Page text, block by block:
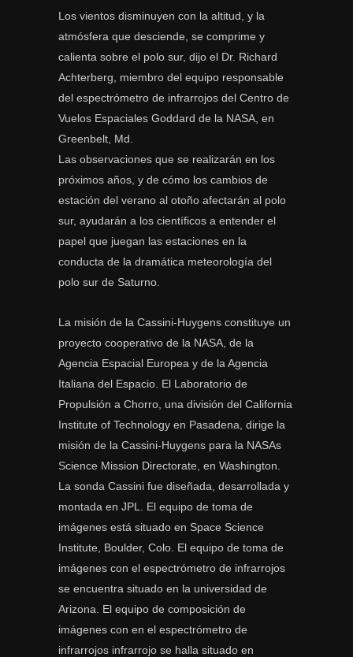
Los vientos disminuyen con la altitud, y la
atmósfera que desciende, se comprime y
calienta sobre el polo sur, dijo el Dr. Richard
Achterberg, miembro del equipo responsable
del espectrómetro de infrarrojos del Centro de
Vuelos Espaciales Goddard de la NASA, en
Greenbelt, Md.
Las observaciones que se realizarán en los
próximos años, y de cómo los cambios de
estación del verano al otoño afectarán al polo
sur, ayudarán a los científicos a entender el
papel que juegan las estaciones en la
conducta de la dramática meteorología del
polo sur de Saturno.
La misión de la Cassini-Huygens constituye un
proyecto cooperativo de la NASA, de la
Agencia Espacial Europea y de la Agencia
Italiana del Espacio. El Laboratorio de
Propulsión a Chorro, una división del California
Institute of Technology en Pasadena, dirige la
misión de la Cassini-Huygens para la NASAs
Science Mission Directorate, en Washington.
La sonda Cassini fue diseñada, desarrollada y
montada en JPL. El equipo de toma de
imágenes está situado en Space Science
Institute, Boulder, Colo. El equipo de toma de
imágenes con el espectrómetro de infrarrojos
se encuentra situado en la universidad de
Arizona. El equipo de composición de
imágenes con en el espectrómetro de
infrarrojos infrarrojo se halla situado en